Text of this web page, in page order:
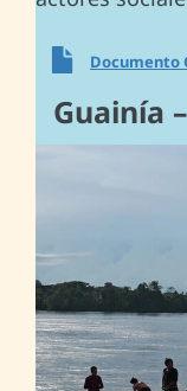
Documento
Guainía